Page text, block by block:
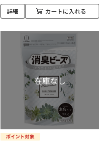
詳細 カートに入れる